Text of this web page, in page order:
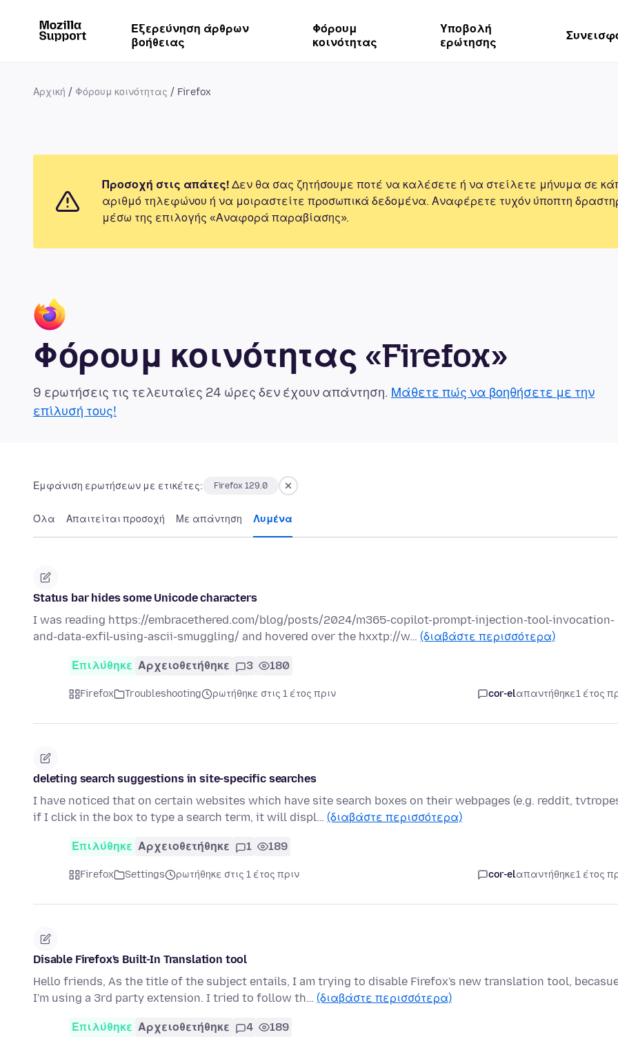
Εξερεύνηση άρθρων
βοήθειας
Φόρουμ
κοινότητας
Υποβολή
ερώτησης
Αρχική Φόρουμ κοινότητας Firefox
Προσοχή στις απάτες! Δεν θα σας ζητήσουμε ποτέ να καλέσετε ή να στείλετε μήνυμα σε
αριθμό τηλεφώνου ή να μοιραστείτε προσωπικά δεδομένα. Αναφέρετε τυχόν ύποπτη
μέσω της επιλογής «Αναφορά παραβίασης».
Φόρουμ κοινότητας «Firefox»
9 ερωτήσεις τις τελευταίες 24 ώρες δεν έχουν απάντηση. Μάθετε πώς να βοηθήσετε με την
επίλυσή τους!
Εμφάνιση ερωτήσεων με ετικέτες: Firefox 129.0
Όλα Απαιτείται προσοχή Με απάντηση Λυμένα
Status bar hides some Unicode characters
I was reading https://embracethered.com/blog/posts/2024/m365-copilot-prompt-injection-tool-invocation-
and-data-exfil-using-ascii-smuggling/ and hovered over the hxxtp://w… (διαβάστε περισσότερα)
Επιλύθηκε Αρχειοθετήθηκε 3 180
Firefox Troubleshooting ρωτήθηκε στις 1 έτος πριν cor-elαπαντήθηκε1 έτος
deleting search suggestions in site-specific searches
I have noticed that on certain websites which have site search boxes on their webpages (e.g. reddit,
if I click in the box to type a search term, it will displ… (διαβάστε περισσότερα)
Επιλύθηκε Αρχειοθετήθηκε 1 189
Firefox Settings ρωτήθηκε στις 1 έτος πριν cor-elαπαντήθηκε1 έτος
Disable Firefox's Built-In Translation tool
Hello friends, As the title of the subject entails, I am trying to disable Firefox's new translation tool,
I'm using a 3rd party extension. I tried to follow th… (διαβάστε περισσότερα)
Επιλύθηκε Αρχειοθετήθηκε 4 189